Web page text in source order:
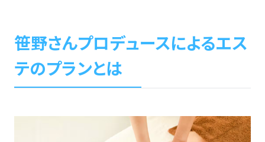
笹野さんプロデュースによるエス
テのプランとは